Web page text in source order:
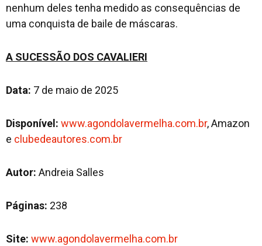
nenhum deles tenha medido as consequências de
uma conquista de baile de máscaras.
A SUCESSÃO DOS CAVALIERI
Data: 7 de maio de 2025
Disponível: www.agondolavermelha.com.br, Amazon
e clubedeautores.com.br
Autor: Andreia Salles
Páginas: 238
Site: www.agondolavermelha.com.br